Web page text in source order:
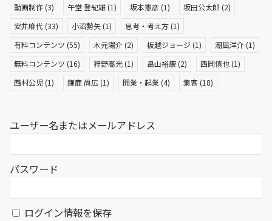
動画制作 (3) 午堂 登紀雄 (1) 坂本憲彦 (1) 坂田公太郎 (2)
安井麻代 (33) 小沼勢矢 (1) 思考・考え方 (1)
有料コンテンツ (55) 木元陽介 (2) 板越ジョージ (1) 潮凪洋介 (1)
無料コンテンツ (16) 狩野高光 (1) 畠山裕康 (2) 西岡慎也 (1)
西村公児 (1) 鎌鹿 尚広 (1) 開業・起業 (4) 集客 (18)
ユーザー名またはメールアドレス
パスワード
ログイン情報を保存